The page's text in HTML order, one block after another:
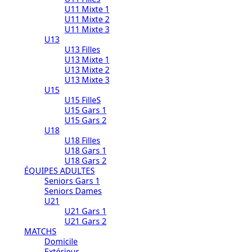
U11 Mixte 1
U11 Mixte 2
U11 Mixte 3
U13
U13 Filles
U13 Mixte 1
U13 Mixte 2
U13 Mixte 3
U15
U15 FilleS
U15 Gars 1
U15 Gars 2
U18
U18 Filles
U18 Gars 1
U18 Gars 2
ÉQUIPES ADULTES
Seniors Gars 1
Seniors Dames
U21
U21 Gars 1
U21 Gars 2
MATCHS
Domicile